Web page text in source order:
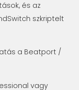
és az
szkriptelt
a Beatport /
vagy